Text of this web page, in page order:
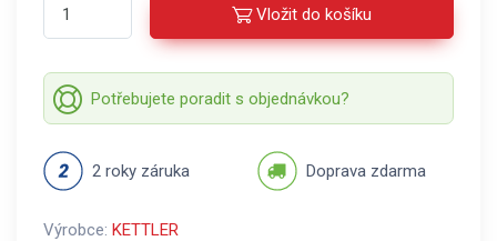
Vložit do košíku
Potřebujete poradit s objednávkou?
2 roky záruka Doprava zdarma
Výrobce: KETTLER